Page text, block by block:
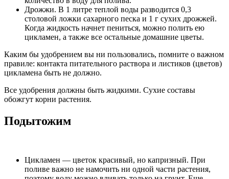
Дрожжи. В 1 литре теплой воды разводится 0,3
столовой ложки сахарного песка и 1 г сухих дрожжей.
Когда жидкость начнет пениться, можно полить ею
цикламен, а также все остальные домашние цветы.
Каким бы удобрением вы ни пользовались, помните о важном
правиле: контакта питательного раствора и листиков (цветов)
цикламена быть не должно.
Все удобрения должны быть жидкими. Сухие составы
обожгут корни растения.
Подытожим
Цикламен — цветок красивый, но капризный. При
поливе важно не намочить ни одной части растения,